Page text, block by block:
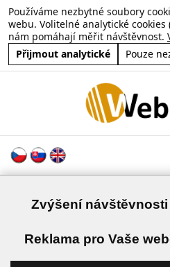
Používáme nezbytné soubory
webu. Volitelné analytické cookies
nám pomáhají měřit návštěvnost.
Přijmout analytické
Pouze
Zvýšení
Reklama pro Vaše